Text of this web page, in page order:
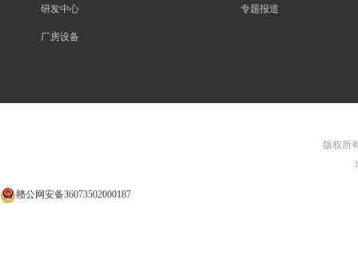
研发中心
厂房设备
专题报道
版权所
赣公网安备36073502000187